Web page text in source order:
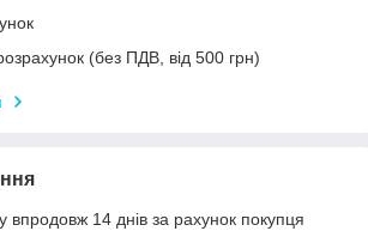
(без ПДВ, від 500 грн)
впродовж 14 днів за рахунок покупця